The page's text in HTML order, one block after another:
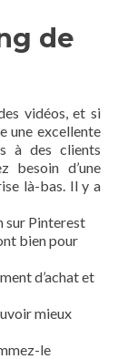
de
vidéos, et si
une excellente
à des clients
besoin d’une
là-bas. Il y a
sur Pinterest
bien pour
d’achat et
mieux
le